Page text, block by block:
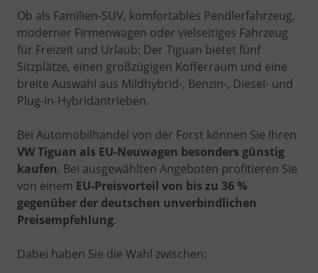
Ob als Familien-SUV, komfortables Pendlerfahrzeug,
moderner Firmenwagen oder vielseitiges Fahrzeug
für Freizeit und Urlaub: Der Tiguan bietet fünf
Sitzplätze, einen großzügigen Kofferraum und eine
breite Auswahl aus Mildhybrid-, Benzin-, Diesel- und
Plug-in-Hybridantrieben.
Bei Automobilhandel von der Forst können Sie Ihren
VW Tiguan als EU-Neuwagen besonders günstig
kaufen. Bei ausgewählten Angeboten profitieren Sie
von einem EU-Preisvorteil von bis zu 36 %
gegenüber der deutschen unverbindlichen
Preisempfehlung.
Dabei haben Sie die Wahl zwischen: